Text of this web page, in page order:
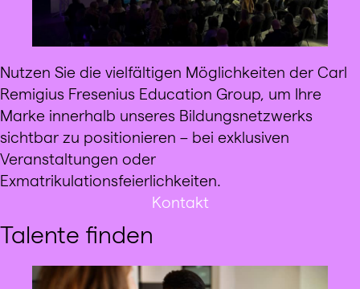
Nutzen Sie die vielfältigen Möglichkeiten der Carl
Remigius Fresenius Education Group, um Ihre
Marke innerhalb unseres Bildungsnetzwerks
sichtbar zu positionieren – bei exklusiven
Veranstaltungen oder
Exmatrikulationsfeierlichkeiten.
Kontakt
Talente finden